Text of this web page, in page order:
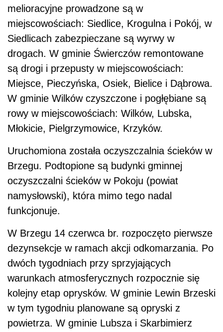
melioracyjne prowadzone są w
miejscowościach: Siedlice, Krogulna i Pokój, w
Siedlicach zabezpieczane są wyrwy w
drogach. W gminie Świerczów remontowane
są drogi i przepusty w miejscowościach:
Miejsce, Pieczyńska, Osiek, Bielice i Dąbrowa.
W gminie Wilków czyszczone i pogłębiane są
rowy w miejscowościach: Wilków, Lubska,
Młokicie, Pielgrzymowice, Krzyków.
Uruchomiona została oczyszczalnia ścieków w
Brzegu. Podtopione są budynki gminnej
oczyszczalni ścieków w Pokoju (powiat
namysłowski), która mimo tego nadal
funkcjonuje.
W Brzegu 14 czerwca br. rozpoczęto pierwsze
dezynsekcje w ramach akcji odkomarzania. Po
dwóch tygodniach przy sprzyjających
warunkach atmosferycznych rozpocznie się
kolejny etap oprysków. W gminie Lewin Brzeski
w tym tygodniu planowane są opryski z
powietrza. W gminie Lubsza i Skarbimierz